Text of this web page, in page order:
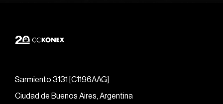
Sarmiento 3131 [C1196AAG]
Ciudad de Buenos Aires, Argentina